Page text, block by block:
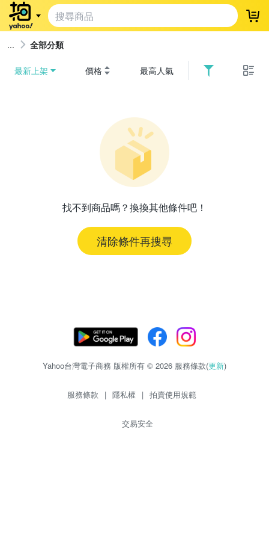
登
全部分類
最新上架 價格 最高人氣
找不到商品嗎？換換其他條件吧！
清除條件再搜尋
Yahoo台灣電子商務 版權所有 © 2026 服務條款(更新)
服務條款 | 隱私權 | 拍賣使用規範
交易安全